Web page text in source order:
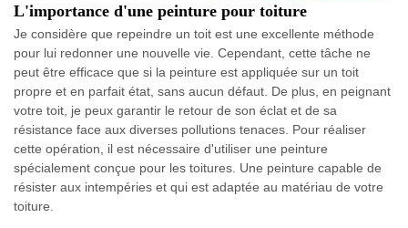
L'importance d'une peinture pour toiture
Je considère que repeindre un toit est une excellente méthode
pour lui redonner une nouvelle vie. Cependant, cette tâche ne
peut être efficace que si la peinture est appliquée sur un toit
propre et en parfait état, sans aucun défaut. De plus, en peignant
votre toit, je peux garantir le retour de son éclat et de sa
résistance face aux diverses pollutions tenaces. Pour réaliser
cette opération, il est nécessaire d'utiliser une peinture
spécialement conçue pour les toitures. Une peinture capable de
résister aux intempéries et qui est adaptée au matériau de votre
toiture.